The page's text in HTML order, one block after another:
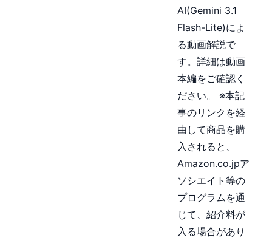
AI(Gemini 3.1
Flash-Lite)によ
る動画解説で
す。詳細は動画
本編をご確認く
ださい。 ※本記
事のリンクを経
由して商品を購
入されると、
Amazon.co.jpア
ソシエイト等の
プログラムを通
じて、紹介料が
入る場合があり